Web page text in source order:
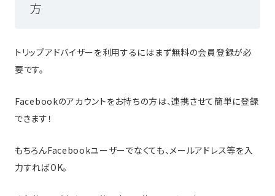
方
トリップアドバイザーを利用するにはまず無料の会員登録が必
要です。
Facebookのアカウントをお持ちの方は、連携させて簡単に登録
できます！
もちろんFacebookユーザーでなくても、メールアドレス等を入
力すればOK。